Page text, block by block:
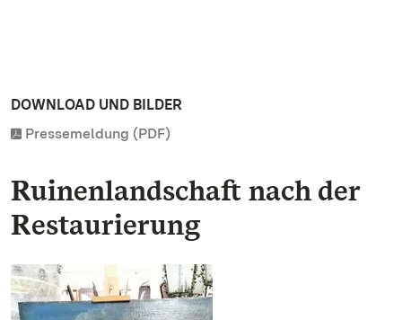
DOWNLOAD UND BILDER
Pressemeldung (PDF)
Ruinenlandschaft nach der
Restaurierung